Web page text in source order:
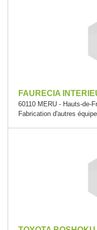
FAURECIA
60110 MERU - Hauts-de-
Fabrication d'autres